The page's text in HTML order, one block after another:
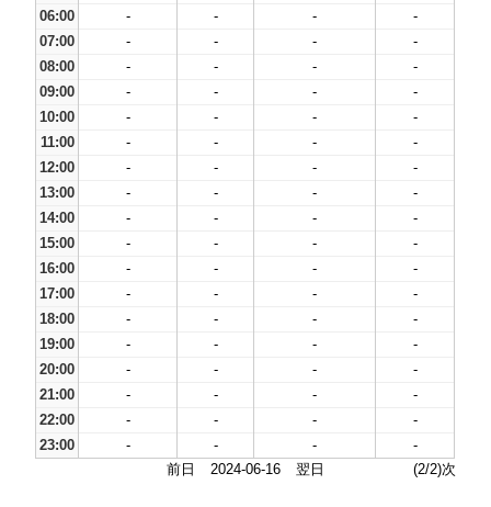
06:00
- - -
-
07:00
- - -
-
08:00
- - -
-
09:00
- - -
-
10:00
- - -
-
11:00
- - -
-
12:00
- - -
-
13:00
- - -
-
14:00
- - -
-
15:00
- - -
-
16:00
- - -
-
17:00
- - -
-
18:00
- - -
-
19:00
- - -
-
20:00
- - -
-
21:00
- - -
-
22:00
- - -
-
23:00
- - -
-
前日
2024-06-16 翌日 (2/2)次